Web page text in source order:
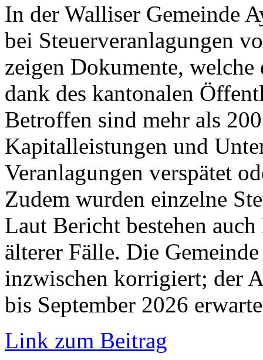
In der Walliser Gemeinde
bei Steuerveranlagungen
zeigen Dokumente,
dank des kantonalen
Betroffen sind mehr als
Kapitalleistungen und
Veranlagungen verspätet
Zudem wurden einzelne
Laut Bericht bestehen
älterer Fälle. Die
inzwischen korrigiert; der
bis September 2026
Link zum Beitrag